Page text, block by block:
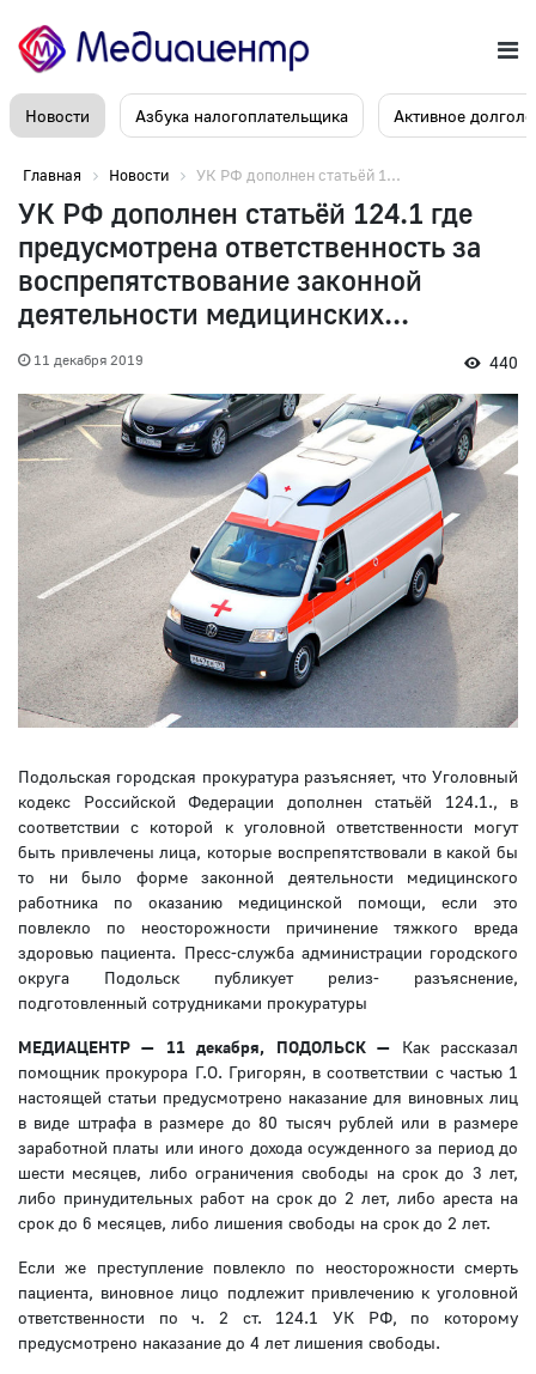
Новости Азбука налогоплательщика Активное
Главная Новости УК РФ дополнен статьёй 1...
УК РФ дополнен статьёй 124.1 где
предусмотрена ответственность за
воспрепятствование законной
деятельности медицинских...
11 декабря 2019 440
Подольская городская прокуратура разъясняет, что Уголовный
кодекс Российской Федерации дополнен статьёй 124.1., в
соответствии с которой к уголовной ответственности могут
быть привлечены лица, которые воспрепятствовали в какой бы
то ни было форме законной деятельности медицинского
работника по оказанию медицинской помощи, если это
повлекло по неосторожности причинение тяжкого вреда
здоровью пациента. Пресс-служба администрации городского
округа Подольск публикует релиз- разъяснение,
подготовленный сотрудниками прокуратуры
МЕДИАЦЕНТР — 11 декабря, ПОДОЛЬСК — Как рассказал
помощник прокурора Г.О. Григорян, в соответствии с частью 1
настоящей статьи предусмотрено наказание для виновных лиц
в виде штрафа в размере до 80 тысяч рублей или в размере
заработной платы или иного дохода осужденного за период до
шести месяцев, либо ограничения свободы на срок до 3 лет,
либо принудительных работ на срок до 2 лет, либо ареста на
срок до 6 месяцев, либо лишения свободы на срок до 2 лет.
Если же преступление повлекло по неосторожности смерть
пациента, виновное лицо подлежит привлечению к уголовной
ответственности по ч. 2 ст. 124.1 УК РФ, по которому
предусмотрено наказание до 4 лет лишения свободы.